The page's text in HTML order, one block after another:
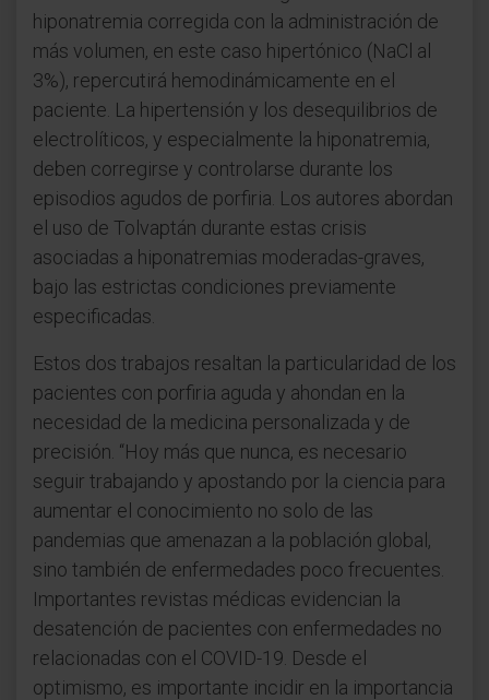
hiponatremia corregida con la administración de
más volumen, en este caso hipertónico (NaCl al
3%), repercutirá hemodinámicamente en el
paciente. La hipertensión y los desequilibrios de
electrolíticos, y especialmente la hiponatremia,
deben corregirse y controlarse durante los
episodios agudos de porfiria. Los autores abordan
el uso de Tolvaptán durante estas crisis
asociadas a hiponatremias moderadas-graves,
bajo las estrictas condiciones previamente
especificadas.
Estos dos trabajos resaltan la particularidad de los
pacientes con porfiria aguda y ahondan en la
necesidad de la medicina personalizada y de
precisión. “Hoy más que nunca, es necesario
seguir trabajando y apostando por la ciencia para
aumentar el conocimiento no solo de las
pandemias que amenazan a la población global,
sino también de enfermedades poco frecuentes.
Importantes revistas médicas evidencian la
desatención de pacientes con enfermedades no
relacionadas con el COVID-19. Desde el
optimismo, es importante incidir en la importancia